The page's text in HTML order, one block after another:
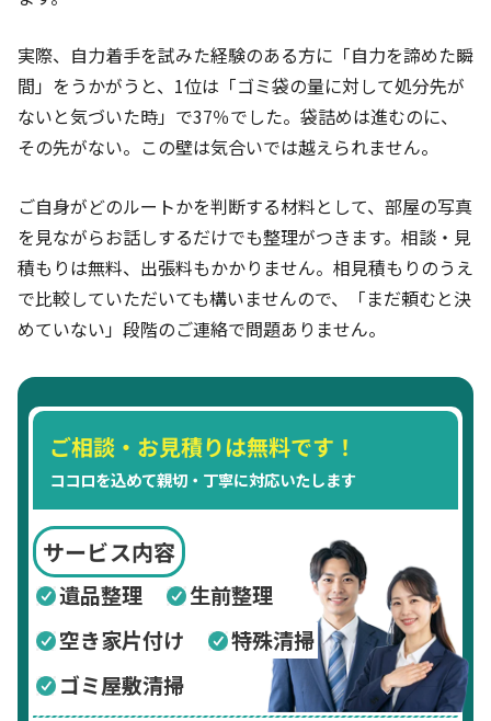
実際、自力着手を試みた経験のある方に「自力を諦めた瞬
間」をうかがうと、1位は「ゴミ袋の量に対して処分先が
ないと気づいた時」で37％でした。袋詰めは進むのに、
その先がない。この壁は気合いでは越えられません。
ご自身がどのルートかを判断する材料として、部屋の写真
を見ながらお話しするだけでも整理がつきます。相談・見
積もりは無料、出張料もかかりません。相見積もりのうえ
で比較していただいても構いませんので、「まだ頼むと決
めていない」段階のご連絡で問題ありません。
ご相談・お見積りは無料です！
ココロを込めて親切・丁寧に対応いたします
サービス内容
遺品整理
生前整理
空き家片付け
特殊清掃
ゴミ屋敷清掃